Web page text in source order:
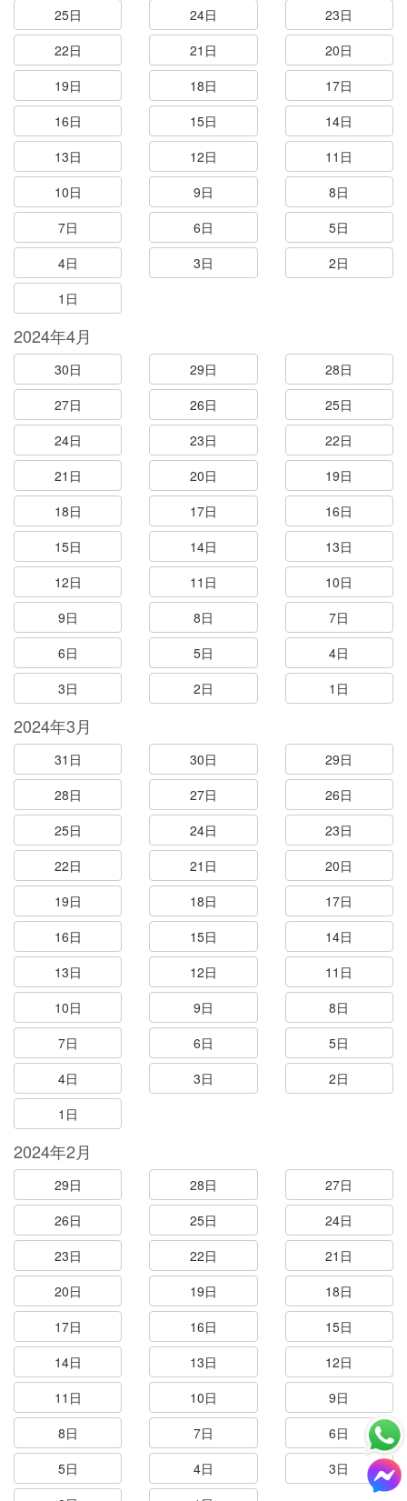
25日
24日
23日
22日
21日
20日
19日
18日
17日
16日
15日
14日
13日
12日
11日
10日
9日
8日
7日
6日
5日
4日
3日
2日
1日
2024年4月
30日 29日
28日
27日
26日
25日
24日
23日
22日
21日
20日
19日
18日
17日
16日
15日
14日
13日
12日
11日
10日
9日
8日
7日
6日
5日
4日
3日
2日 1日
2024年3月
31日 30日
29日
28日
27日
26日
25日
24日
23日
22日
21日
20日
19日
18日
17日
16日
15日
14日
13日
12日
11日
10日
9日
8日
7日
6日
5日
4日
3日
2日
1日
2024年2月
29日 28日
27日
26日
25日
24日
23日
22日
21日
20日
19日
18日
17日
16日
15日
14日
13日
12日
11日
10日
9日
8日
7日
6日
5日
4日
3日